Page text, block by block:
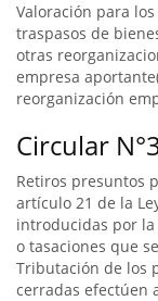
Valoración para
traspasos de
otras
empresa
reorganización
Circular
Retiros presuntos
artículo 21 de la
introducidas por la
o tasaciones que
Tributación de los
cerradas efectúen